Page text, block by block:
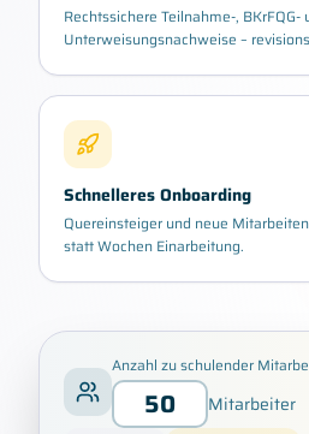
Rechtssichere Teilnahme-, BKrFQG-
Unterweisungsnachweise –
Schnelleres Onboarding
Quereinsteiger und neue
statt Wochen Einarbeitung.
Anzahl zu schulender
Mitarbeiter